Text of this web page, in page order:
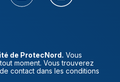
de ProtecNord. Vous
moment. Vous trouverez
contact dans les conditions